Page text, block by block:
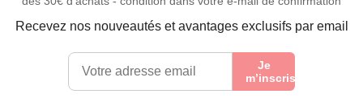
Recevez nos nouveautés et avantages exclusifs par email
Je
m’inscris